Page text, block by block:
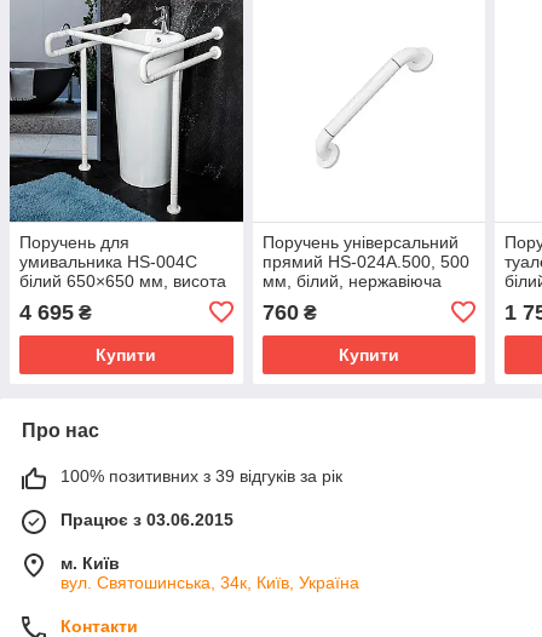
Поручень для
умивальника HS-004C
білий 650×650 мм, висота
850 мм, нержавіюча сталь
4 695 ₴
Купити
Поручень універсальний
прямий HS-024A.500, 500
мм, білий, нержавіюча
760₴
Купити
1
Про нас
100% позитивних з 39 відгуків за рік
Працює з 03.06.2015
м. Київ
вул. Святошинська, 34к, Київ, Україна
Контакти